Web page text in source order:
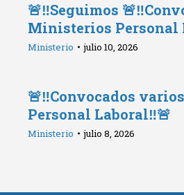
🚨‼️Seguimos
Ministerios Personal
Ministerio julio 10, 2026
🚨‼️Convocados
Personal Laboral‼️🚨
Ministerio julio 8, 2026